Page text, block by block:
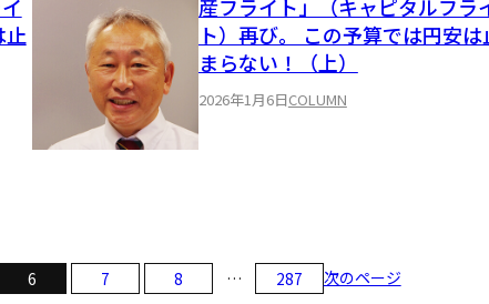
止
産フライト」（キャピタルフラ
ト）再び。 この予算では円安は
まらない！（上）
2026年1月6日COLUMN
6 7 8 … 287 次のページ